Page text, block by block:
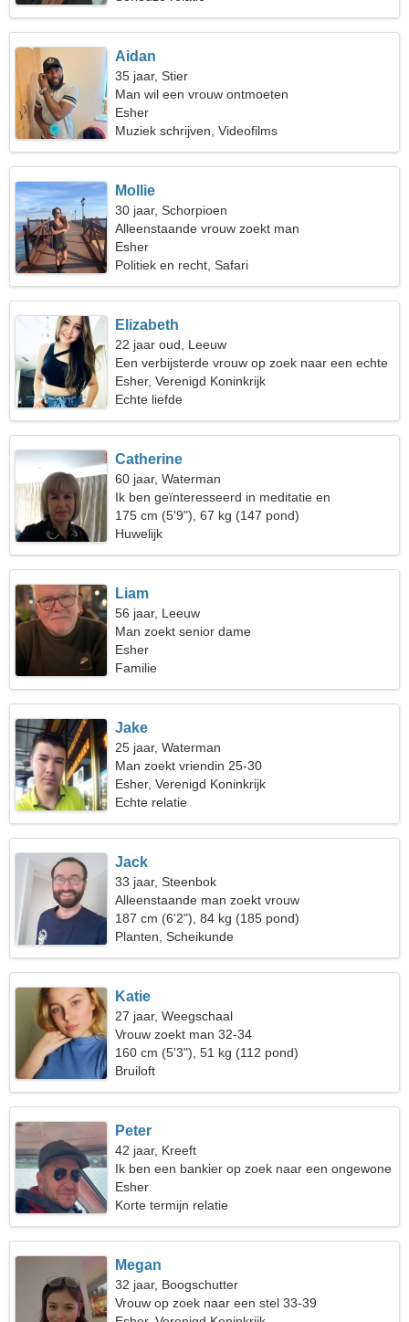
Aidan
35 jaar, Stier
Man wil een vrouw ontmoeten
Esher
Muziek schrijven, Videofilms
Mollie
30 jaar, Schorpioen
Alleenstaande vrouw zoekt man
Esher
Politiek en recht, Safari
Elizabeth
22 jaar oud, Leeuw
Een verbijsterde vrouw op zoek naar een echte
relatie
Esher, Verenigd Koninkrijk
Echte liefde
Catherine
60 jaar, Waterman
Ik ben geïnteresseerd in meditatie en
videogames
175 cm (5'9"), 67 kg (147 pond)
Huwelijk
Liam
56 jaar, Leeuw
Man zoekt senior dame
Esher
Familie
Jake
25 jaar, Waterman
Man zoekt vriendin 25-30
Esher, Verenigd Koninkrijk
Echte relatie
Jack
33 jaar, Steenbok
Alleenstaande man zoekt vrouw
187 cm (6'2"), 84 kg (185 pond)
Planten, Scheikunde
Katie
27 jaar, Weegschaal
Vrouw zoekt man 32-34
160 cm (5'3"), 51 kg (112 pond)
Bruiloft
Peter
42 jaar, Kreeft
Ik ben een bankier op zoek naar een ongewone
vrouw
Esher
Korte termijn relatie
Megan
32 jaar, Boogschutter
Vrouw op zoek naar een stel 33-39